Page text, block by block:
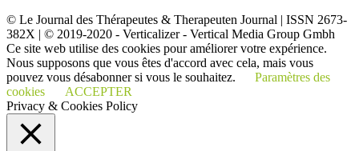
© Le Journal des Thérapeutes & Therapeuten Journal | ISSN 2673-
382X | © 2019-2020 - Verticalizer - Vertical Media Group Gmbh
Ce site web utilise des cookies pour améliorer votre expérience.
Nous supposons que vous êtes d'accord avec cela, mais vous
pouvez vous désabonner si vous le souhaitez.
Paramètres des
cookies
ACCEPTER
Privacy & Cookies Policy